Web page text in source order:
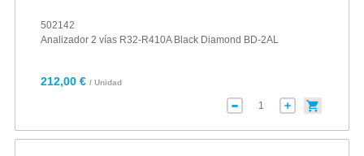
502142
Analizador 2 vías R32-R410A Black Diamond BD-2AL
212,00 € / Unidad